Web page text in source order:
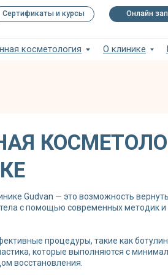
Прайс
Онлайн запись
Gudvan — это возможность вернуть
с помощью современных методик и
процедуры, такие как
которые выполняются с
восстановления.